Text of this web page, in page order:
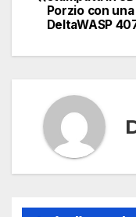
articoli
Porzio con una
DeltaWASP